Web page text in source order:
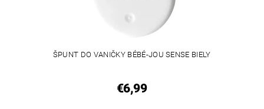
ŠPUNT DO VANIČKY BÉBÉ-JOU SENSE BIELY
€6,99